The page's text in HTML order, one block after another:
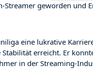
geworden und
eine lukrative
erreicht. Er
in der Streaming-